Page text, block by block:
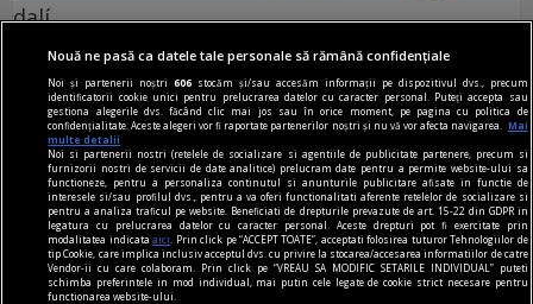
dalí
Suprarealismul sînt eu! Avida Dollars
Materia nu poate fi spiritualizată decît dacă o
torni în aur.
Nouă ne pasă ca datele tale personale să rămână confidențiale
Noi și partenerii noștri606 stocăm și/sau accesăm informații pe dispozitivul dvs., precum
identificatorii cookie unici pentru prelucrarea datelor cu caracter personal. Puteți accepta sau
gestiona alegerile dvs. făcând clic mai jos sau în orice moment, pe pagina cu politica de
confidențialitate. Aceste alegeri vor fi raportate partenerilor noștri și nu vă vor afecta navigarea.
Mai
multe detalii
Noi si partenerii nostri (retelele de socializare si agentiile de publicitate partenere, precum si
furnizorii nostri de servicii de date analitice) prelucram date pentru a permite website-ului sa
functioneze, pentru a personaliza continutul si anunturile publicitare afisate in functie de
interesele si/sau profilul dvs., pentru a va oferi functionalitati aferente retelelor de socializare si
pentru a analiza traficul pe website. Beneficiati de drepturile prevazute de art. 15-22 din GDPR in
legatura cu prelucrarea datelor cu caracter personal. Aceste drepturi pot fi exercitate prin
modalitatea indicataaici
. Prin click pe “ACCEPT TOATE”, acceptati folosirea tuturor Tehnologiilor de
tip Cookie, care implica inclusiv acceptul dvs. cu privire la stocarea/accesarea informatiilor de catre
Vendor-ii cu care colaboram. Prin click pe “VREAU SA MODIFIC SETARILE INDIVIDUAL” puteti
schimba preferintele in mod individual, mai putin cele legate de cookie strict necesare pentru
functionarea website-ului.